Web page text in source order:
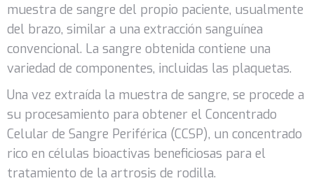
muestra de sangre del propio paciente, usualmente
del brazo, similar a una extracción sanguínea
convencional. La sangre obtenida contiene una
variedad de componentes, incluidas las plaquetas.
Una vez extraída la muestra de sangre, se procede a
su procesamiento para obtener el Concentrado
Celular de Sangre Periférica (CCSP), un concentrado
rico en células bioactivas beneficiosas para el
tratamiento de la artrosis de rodilla.